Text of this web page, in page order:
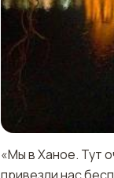
«Мы в Ханое. Тут